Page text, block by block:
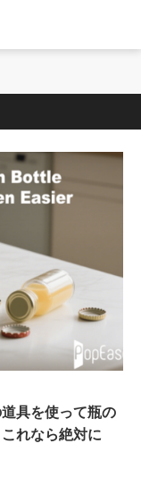
具を使って瓶の
れなら絶対に